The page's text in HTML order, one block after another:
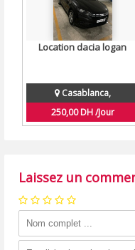
Location dacia logan
Casablanca,
250,00 DH /Jour
Laissez un